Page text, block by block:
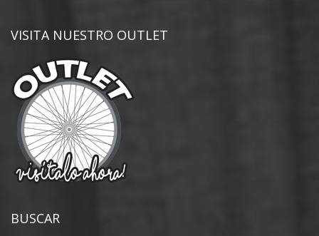
VISITA NUESTRO OUTLET
BUSCAR